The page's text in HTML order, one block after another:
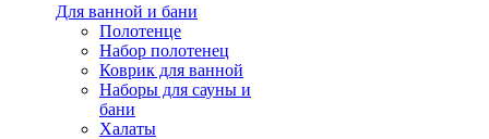
Для ванной и бани
Полотенце
Набор полотенец
Коврик для ванной
Наборы для сауны и
бани
Халаты